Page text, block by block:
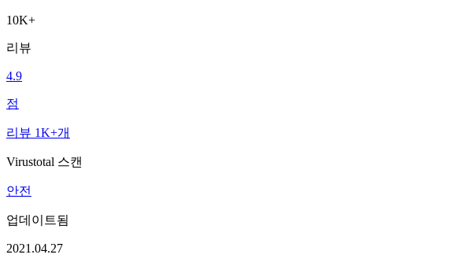
10K+
리뷰
4.9
점
리뷰 1K+개
Virustotal 스캔
안전
업데이트됨
2021.04.27